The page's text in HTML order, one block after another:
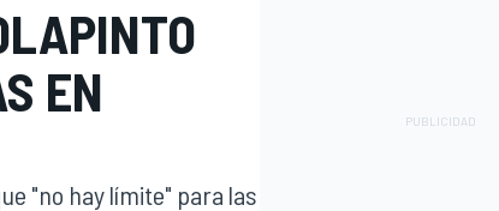
EN
"no hay límite" para las